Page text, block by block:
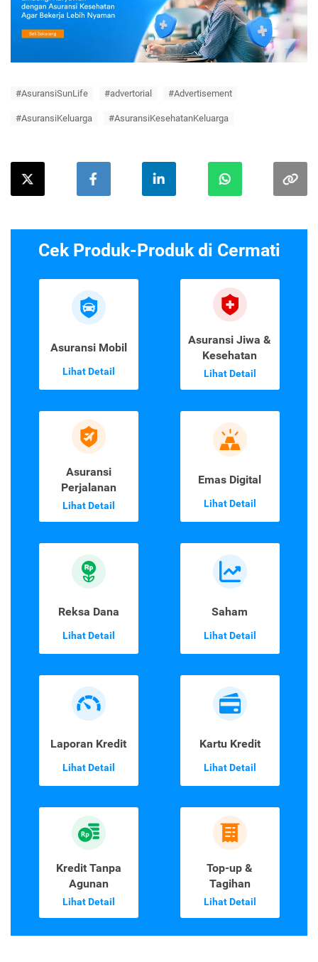
#AsuransiSunLife #advertorial #Advertisement
#AsuransiKeluarga #AsuransiKesehatanKeluarga
Cek Produk-Produk di Cermati
Asuransi Mobil
Lihat Detail
Asuransi Jiwa &
Kesehatan
Lihat Detail
Asuransi
Perjalanan
Lihat Detail
Emas Digital
Lihat Detail
Reksa Dana
Lihat Detail
Saham
Lihat Detail
Laporan Kredit
Lihat Detail
Kartu Kredit
Lihat Detail
Kredit Tanpa
Agunan
Lihat Detail
Top-up &
Tagihan
Lihat Detail